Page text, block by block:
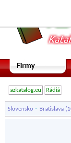
Firmy
azkatalog.eu Rádiá
Slovensko - Bratislava